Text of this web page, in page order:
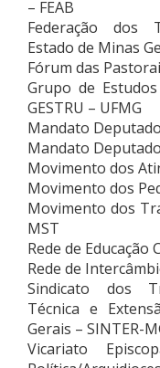
– FEAB
Federação dos
Estado de Minas
Fórum das
Grupo de
GESTRU – UFMG
Mandato
Mandato
Movimento dos
Movimento dos
Movimento dos
MST
Rede de Educação
Rede de
Sindicato dos
Técnica e
Gerais – SINTER-
Vicariato